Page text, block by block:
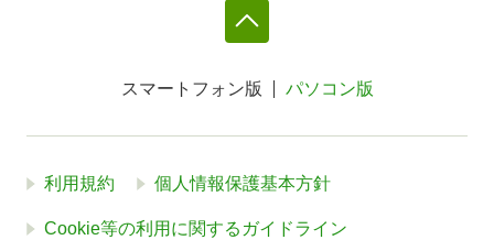
スマートフォン版 パソコン版
利用規約 個人情報保護基本方針
Cookie等の利用に関するガイドライン